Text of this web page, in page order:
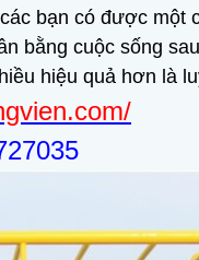
bạn có được một
bằng cuộc sống
hiệu quả hơn là